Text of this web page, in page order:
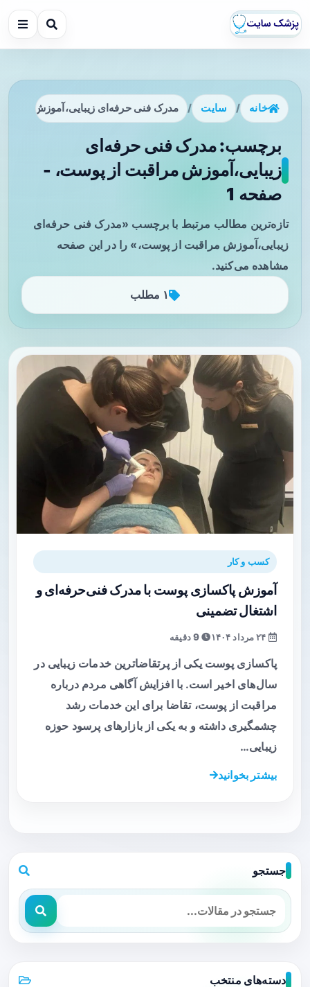
خانه / سایت / مدرک فنی حرفه‌ای زیبایی،آموزش
برچسب: مدرک فنی حرفه‌ای
زیبایی،آموزش مراقبت از پوست، -
صفحه 1
تازه‌ترین مطالب مرتبط با برچسب «مدرک فنی حرفه‌ای
زیبایی،آموزش مراقبت از پوست،» را در این صفحه
مشاهده می‌کنید.
۱ مطلب
کسب و کار
آموزش پاکسازی پوست با مدرک فنی‌حرفه‌ای و
اشتغال تضمینی
9 دقیقه
پاکسازی پوست یکی از پرتقاضاترین خدمات زیبایی در
سال‌های اخیر است. با افزایش آگاهی مردم درباره
مراقبت از پوست، تقاضا برای این خدمات رشد
چشمگیری داشته و به یکی از بازارهای پرسود حوزه
زیبایی…
بیشتر بخوانید
جستجو
دسته‌های منتخب